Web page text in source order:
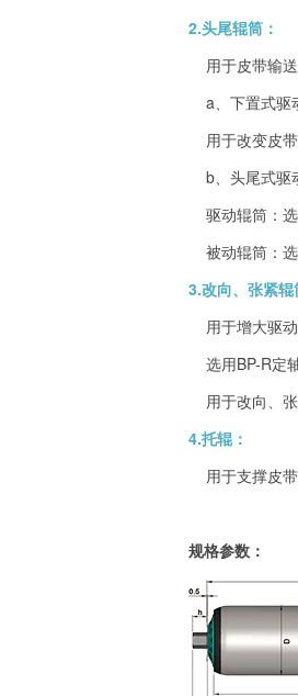
2.头尾辊筒：
用于皮带输送
a、下置式驱
用于改变皮带
b、头尾式驱
驱动辊筒：选
被动辊筒：选
3.改向、张紧辊
用于增大驱动
选用BP-R定
用于改向、张
4.托辊：
用于支撑皮带
规格参数：